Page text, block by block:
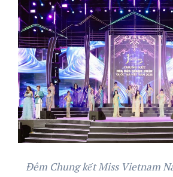
Đêm Chung kết Miss Vietnam